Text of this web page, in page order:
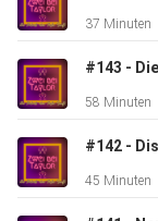
Wir hoffen, ihr
37 Minuten
#143 -
58 Minuten
45 Minuten